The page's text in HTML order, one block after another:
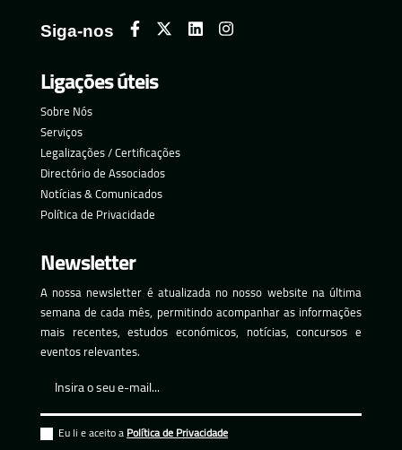
Siga-nos
Ligações úteis
Sobre Nós
Serviços
Legalizações / Certificações
Directório de Associados
Notícias & Comunicados
Política de Privacidade
Newsletter
A nossa newsletter é atualizada no nosso website na última
semana de cada mês, permitindo acompanhar as informações
mais recentes, estudos económicos, notícias, concursos e
eventos relevantes.
Eu li e aceito aPolítica de Privacidade